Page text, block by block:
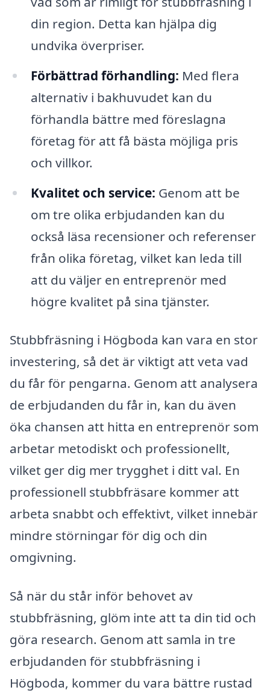
din region. Detta kan hjälpa dig
undvika överpriser.
Förbättrad förhandling: Med flera
alternativ i bakhuvudet kan du
förhandla bättre med föreslagna
företag för att få bästa möjliga pris
och villkor.
Kvalitet och service: Genom att be
om tre olika erbjudanden kan du
också läsa recensioner och referenser
från olika företag, vilket kan leda till
att du väljer en entreprenör med
högre kvalitet på sina tjänster.
Stubbfräsning i Högboda kan vara en stor
investering, så det är viktigt att veta vad
du får för pengarna. Genom att analysera
de erbjudanden du får in, kan du även
öka chansen att hitta en entreprenör som
arbetar metodiskt och professionellt,
vilket ger dig mer trygghet i ditt val. En
professionell stubbfräsare kommer att
arbeta snabbt och effektivt, vilket innebär
mindre störningar för dig och din
omgivning.
Så när du står inför behovet av
stubbfräsning, glöm inte att ta din tid och
göra research. Genom att samla in tre
erbjudanden för stubbfräsning i
Högboda, kommer du vara bättre rustad